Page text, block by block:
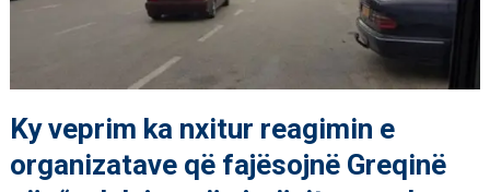
Ky veprim ka nxitur reagimin e
organizatave që fajësojnë Greqinë